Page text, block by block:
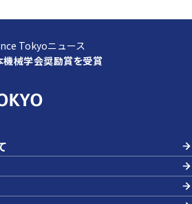
Tokyoニュース
械学会奨励賞を受賞